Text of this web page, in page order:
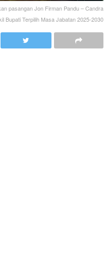
pasangan Jon Firman Pandu – Candra
Bupati Terpilih Masa Jabatan 2025-2030